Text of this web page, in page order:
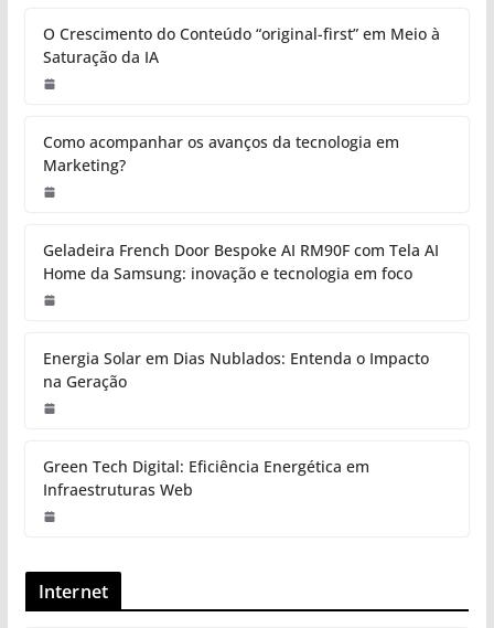
O Crescimento do Conteúdo “original-first” em Meio à
Saturação da IA
Como acompanhar os avanços da tecnologia em
Marketing?
Geladeira French Door Bespoke AI RM90F com Tela AI
Home da Samsung: inovação e tecnologia em foco
Energia Solar em Dias Nublados: Entenda o Impacto
na Geração
Green Tech Digital: Eficiência Energética em
Infraestruturas Web
Internet